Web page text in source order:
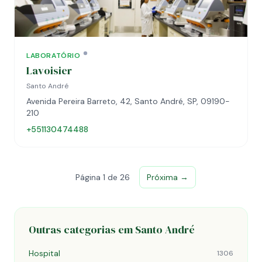
LABORATÓRIO
Lavoisier
Santo André
Avenida Pereira Barreto, 42, Santo André, SP, 09190-
210
+551130474488
Página 1 de 26 Próxima →
Outras categorias em Santo André
Hospital 1306